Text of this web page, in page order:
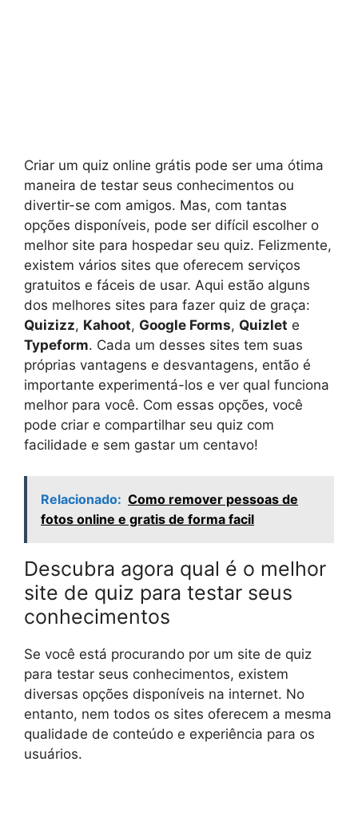
Criar um quiz online grátis pode ser uma ótima
maneira de testar seus conhecimentos ou
divertir-se com amigos. Mas, com tantas
opções disponíveis, pode ser difícil escolher o
melhor site para hospedar seu quiz. Felizmente,
existem vários sites que oferecem serviços
gratuitos e fáceis de usar. Aqui estão alguns
dos melhores sites para fazer quiz de graça:
Quizizz, Kahoot, Google Forms, Quizlet e
Typeform. Cada um desses sites tem suas
próprias vantagens e desvantagens, então é
importante experimentá-los e ver qual funciona
melhor para você. Com essas opções, você
pode criar e compartilhar seu quiz com
facilidade e sem gastar um centavo!
Relacionado: Como remover pessoas de
fotos online e gratis de forma facil
Descubra agora qual é o melhor
site de quiz para testar seus
conhecimentos
Se você está procurando por um site de quiz
para testar seus conhecimentos, existem
diversas opções disponíveis na internet. No
entanto, nem todos os sites oferecem a mesma
qualidade de conteúdo e experiência para os
usuários.